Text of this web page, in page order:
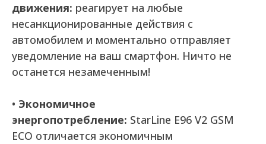
движения: реагирует на любые
несанкционированные действия с
автомобилем и моментально отправляет
уведомление на ваш смартфон. Ничто не
останется незамеченным!
• Экономичное
энергопотребление: StarLine E96 V2 GSM
ECO отличается экономичным